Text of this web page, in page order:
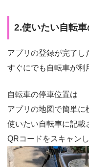
2.使いたい自転
アプリの登録が完了し
すぐにでも自転車が利
自転車の停車位置は
アプリの地図で簡単に
使いたい自転車に記載
QRコードをスキャンし